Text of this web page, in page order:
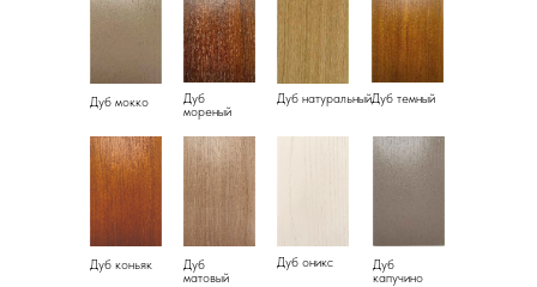
Дуб мокко
Дуб
мореный
Дуб натуральныйДуб темный
Дуб коньяк
Дуб
матовый
Дуб
капучино
Дуб оникс